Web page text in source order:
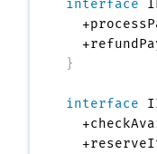
interface
}
interface